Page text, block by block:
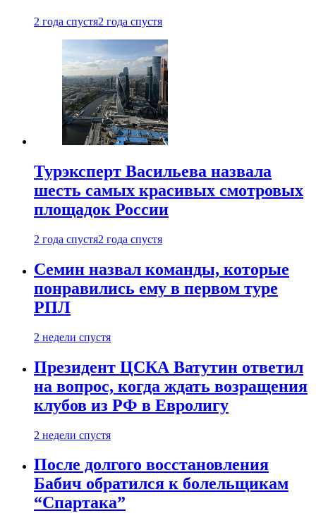
2 года спустя2 года спустя
Турэксперт Васильева назвала
шесть самых красивых смотровых
площадок России
2 года спустя2 года спустя
Семин назвал команды, которые
понравились ему в первом туре
РПЛ
2 недели спустя
Президент ЦСКА Ватутин ответил
на вопрос, когда ждать возращения
клубов из РФ в Евролигу
2 недели спустя
После долгого восстановления
Бабич обратился к болельщикам
“Спартака”